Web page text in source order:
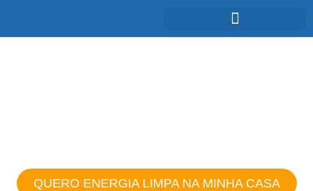
QUERO ENERGIA LIMPA NA MINHA CASA